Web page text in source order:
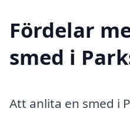
Fördelar
smed i
Att anlita en smed i